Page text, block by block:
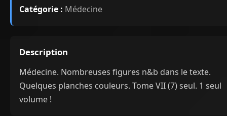
Catégorie : Médecine
Description
Médecine. Nombreuses figures n&b dans le texte.
Quelques planches couleurs. Tome VII (7) seul. 1 seul
volume !